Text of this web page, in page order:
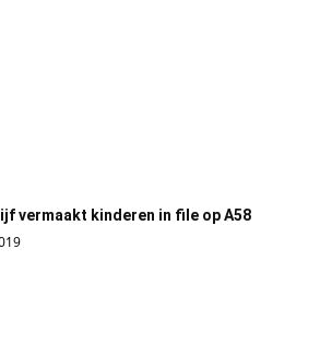
vermaakt kinderen in file op A58